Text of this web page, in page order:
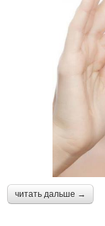
читать дальше →